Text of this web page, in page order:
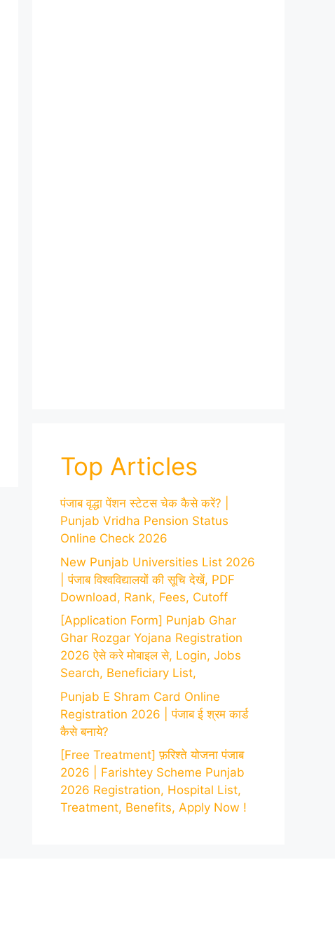
Top Articles
पंजाब वृद्धा पेंशन स्टेटस चेक कैसे करें? |
Punjab Vridha Pension Status
Online Check 2026
New Punjab Universities List 2026
| पंजाब विश्वविद्यालयों की सूचि देखें, PDF
Download, Rank, Fees, Cutoff
[Application Form] Punjab Ghar
Ghar Rozgar Yojana Registration
2026 ऐसे करे मोबाइल से, Login, Jobs
Search, Beneficiary List,
Punjab E Shram Card Online
Registration 2026 | पंजाब ई श्रम कार्ड
कैसे बनाये?
[Free Treatment] फ़रिश्ते योजना पंजाब
2026 | Farishtey Scheme Punjab
2026 Registration, Hospital List,
Treatment, Benefits, Apply Now !